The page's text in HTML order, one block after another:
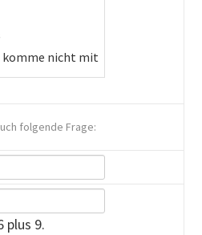
komme nicht mit
folgende Frage:
plus 9.